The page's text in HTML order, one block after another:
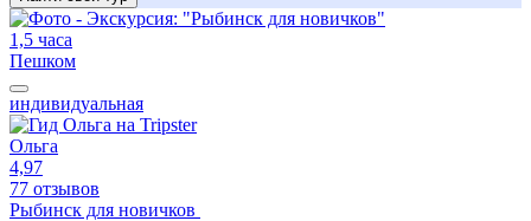
1,5 часа
Пешком
индивидуальная
Ольга
4,97
77 отзывов
Рыбинск для новичков